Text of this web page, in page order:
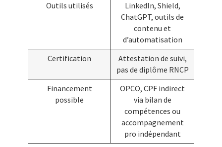
Outils utilisés
LinkedIn, Shield,
ChatGPT, outils de
contenu et
d’automatisation
Certification
Attestation de suivi,
pas de diplôme RNCP
Financement
possible
OPCO, CPF indirect
via bilan de
compétences ou
accompagnement
pro indépendant